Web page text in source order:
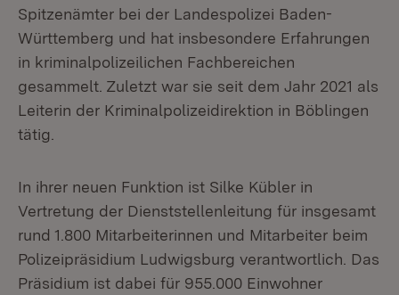
Spitzenämter bei der Landespolizei Baden-
Württemberg und hat insbesondere Erfahrungen
in kriminalpolizeilichen Fachbereichen
gesammelt. Zuletzt war sie seit dem Jahr 2021 als
Leiterin der Kriminalpolizeidirektion in Böblingen
tätig.
In ihrer neuen Funktion ist Silke Kübler in
Vertretung der Dienststellenleitung für insgesamt
rund 1.800 Mitarbeiterinnen und Mitarbeiter beim
Polizeipräsidium Ludwigsburg verantwortlich. Das
Präsidium ist dabei für 955.000 Einwohner